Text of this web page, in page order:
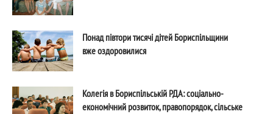
Понад півтори тисячі дітей Бориспільщини
вже оздоровилися
Колегія в Бориспільській РДА: соціально-
економічний розвиток, правопорядок, сільське